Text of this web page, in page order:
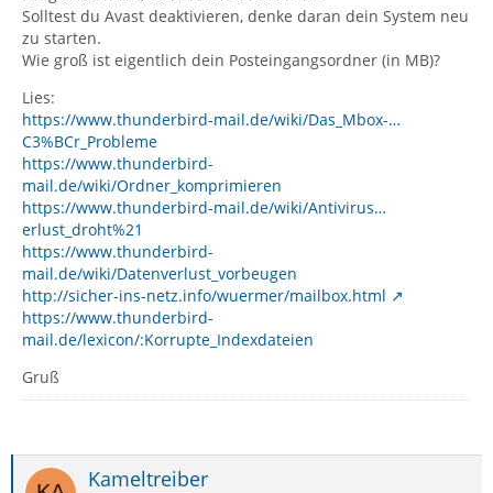
Solltest du Avast deaktivieren, denke daran dein System neu
zu starten.
Wie groß ist eigentlich dein Posteingangsordner (in MB)?
Lies:
https://www.thunderbird-mail.de/wiki/Das_Mbox-…
C3%BCr_Probleme
https://www.thunderbird-
mail.de/wiki/Ordner_komprimieren
https://www.thunderbird-mail.de/wiki/Antivirus…
erlust_droht%21
https://www.thunderbird-
mail.de/wiki/Datenverlust_vorbeugen
http://sicher-ins-netz.info/wuermer/mailbox.html
https://www.thunderbird-
mail.de/lexicon/:Korrupte_Indexdateien
Gruß
Kameltreiber